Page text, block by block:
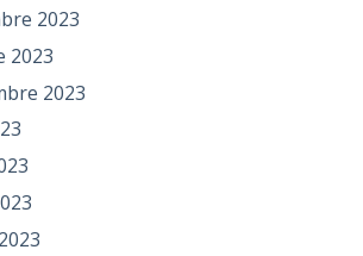
2023
2023
2023